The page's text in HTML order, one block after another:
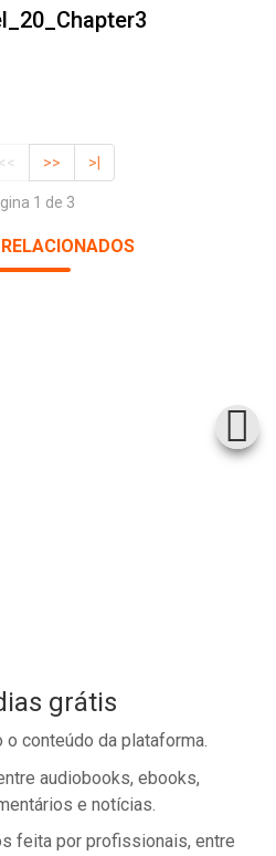
<< >> >|
1 de 3
grátis
conteúdo da plataforma.
audiobooks, ebooks,
e notícias.
feita por profissionais, entre